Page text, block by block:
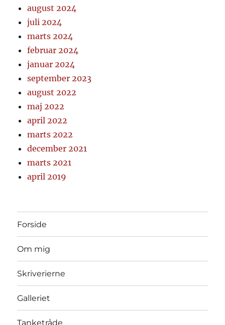
august 2024
juli 2024
marts 2024
februar 2024
januar 2024
september 2023
august 2022
maj 2022
april 2022
marts 2022
december 2021
marts 2021
april 2019
Forside
Om mig
Skriverierne
Galleriet
Tanketråde